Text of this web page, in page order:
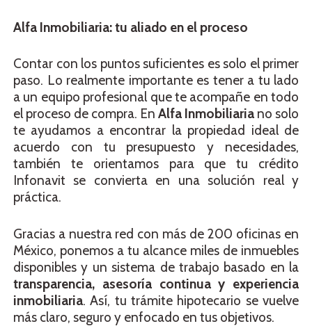
Alfa Inmobiliaria: tu aliado en el proceso
Contar con los puntos suficientes es solo el primer
paso. Lo realmente importante es tener a tu lado
a un equipo profesional que te acompañe en todo
el proceso de compra. En Alfa Inmobiliaria no solo
te ayudamos a encontrar la propiedad ideal de
acuerdo con tu presupuesto y necesidades,
también te orientamos para que tu crédito
Infonavit se convierta en una solución real y
práctica.
Gracias a nuestra red con más de 200 oficinas en
México, ponemos a tu alcance miles de inmuebles
disponibles y un sistema de trabajo basado en la
transparencia, asesoría continua y experiencia
inmobiliaria. Así, tu trámite hipotecario se vuelve
más claro, seguro y enfocado en tus objetivos.